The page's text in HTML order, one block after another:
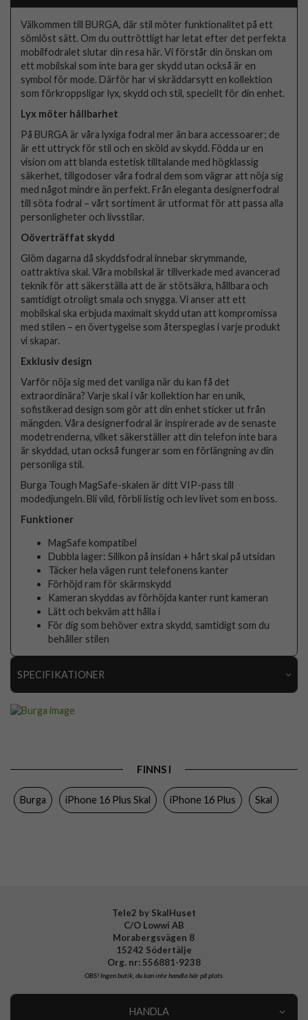
Välkommen till BURGA, där stil möter funktionalitet på ett
sömlöst sätt. Om du outtröttligt har letat efter det perfekta
mobilfodralet slutar din resa här. Vi förstår din önskan om
ett mobilskal som inte bara ger skydd utan också är en
symbol för mode. Därför har vi skräddarsytt en kollektion
som förkroppsligar lyx, skydd och stil, speciellt för din enhet.
Lyx möter hållbarhet
På BURGA är våra lyxiga fodral mer än bara accessoarer; de
är ett uttryck för stil och en sköld av skydd. Födda ur en
vision om att blanda estetisk tilltalande med högklassig
säkerhet, tillgodoser våra fodral dem som vägrar att nöja sig
med något mindre än perfekt. Från eleganta designerfodral
till söta fodral – vårt sortiment är utformat för att passa alla
personligheter och livsstilar.
Oöverträffat skydd
Glöm dagarna då skyddsfodral innebar skrymmande,
oattraktiva skal. Våra mobilskal är tillverkade med avancerad
teknik för att säkerställa att de är stötsäkra, hållbara och
samtidigt otroligt smala och snygga. Vi anser att ett
mobilskal ska erbjuda maximalt skydd utan att kompromissa
med stilen – en övertygelse som återspeglas i varje produkt
vi skapar.
Exklusiv design
Varför nöja sig med det vanliga när du kan få det
extraordinära? Varje skal i vår kollektion har en unik,
sofistikerad design som gör att din enhet sticker ut från
mängden. Våra designerfodral är inspirerade av de senaste
modetrenderna, vilket säkerställer att din telefon inte bara
är skyddad, utan också fungerar som en förlängning av din
personliga stil.
Burga Tough MagSafe-skalen är ditt VIP-pass till
modedjungeln. Bli vild, förbli listig och lev livet som en boss.
Funktioner
MagSafe kompatibel
Dubbla lager: Silikon på insidan + hårt skal på utsidan
Täcker hela vägen runt telefonens kanter
Förhöjd ram för skärmskydd
Kameran skyddas av förhöjda kanter runt kameran
Lätt och bekväm att hålla i
För dig som behöver extra skydd, samtidigt som du
behåller stilen
SPECIFIKATIONER
Material Hårdplast (PC), Mjukplast (TPU)
FINNS I
Burga iPhone 16 Plus Skal iPhone 16 Plus Skal
Tele2 by SkalHuset
C/O Lowwi AB
Morabergsvägen 8
15242 Södertälje
Org. nr: 556881-9238
OBS!Ingen butik, du kan inte handla här på plats
HANDLA